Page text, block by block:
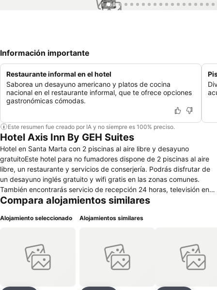
1 / 52
Información importante
Restaurante informal en el hotel
Saborea un desayuno americano y platos de cocina
nacional en el restaurante informal, que te ofrece opciones
gastronómicas cómodas.
Este resumen fue creado por IA y no siempre es 100% preciso.
Hotel Axis Inn By GEH Suites
Hotel en Santa Marta con 2 piscinas al aire libre y desayuno
gratuitoEste hotel para no fumadores dispone de 2 piscinas al aire
libre, un restaurante y servicios de conserjería. Podrás disfrutar de
un desayuno inglés gratuito y wifi gratis en las zonas comunes.
También encontrarás servicio de recepción 24 horas, televisión en
una zona común y un portero o botones. Se ofrece servicio de
alojamientos con aire acondicionado. Se ofrece una Smart TV de 32
nuestro acceso a Internet wifi gratis (velocidad: 25 Mbps o más). Es
posible solicitar cambio de toallas y cambio de sábanas. Se ofrece
servicio de limpieza todos los días. En el alojamiento hay 2 piscinas
Compara alojamientos similares
Alojamiento seleccionado Alojamientos similares